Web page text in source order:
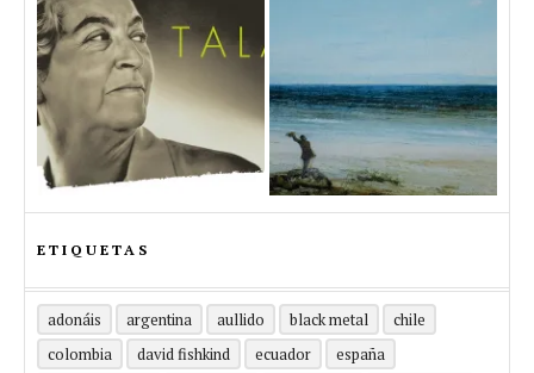
ETIQUETAS
adonáis argentina aullido black metal
chile
colombia
david fishkind ecuador
españa